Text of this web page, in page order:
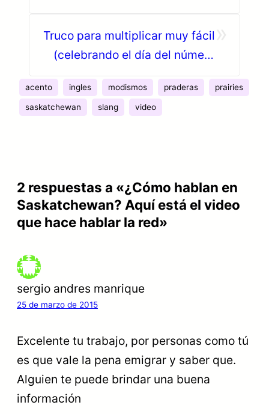
Truco para multiplicar muy fácil
(celebrando el día del número
acento ingles modismos praderas prairies
saskatchewan slang video
2 respuestas a «¿Cómo hablan en
Saskatchewan? Aquí está el video
que hace hablar la red»
sergio andres manrique
25 de marzo de 2015
Excelente tu trabajo, por personas como tú
es que vale la pena emigrar y saber que.
Alguien te puede brindar una buena
información